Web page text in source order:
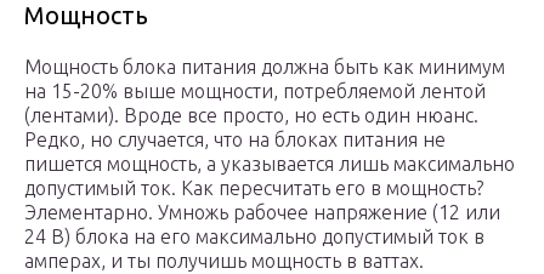
Мощность
Мощность блока питания должна быть как минимум
на 15-20% выше мощности, потребляемой лентой
(лентами). Вроде все просто, но есть один нюанс.
Редко, но случается, что на блоках питания не
пишется мощность, а указывается лишь максимально
допустимый ток. Как пересчитать его в мощность?
Элементарно. Умножь рабочее напряжение (12 или
24 В) блока на его максимально допустимый ток в
амперах, и ты получишь мощность в ваттах.